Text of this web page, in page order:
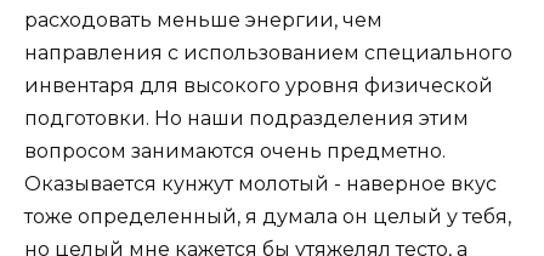
расходовать меньше энергии, чем
направления с использованием специального
инвентаря для высокого уровня физической
подготовки. Но наши подразделения этим
вопросом занимаются очень предметно.
Оказывается кунжут молотый - наверное вкус
тоже определенный, я думала он целый у тебя,
но целый мне кажется бы утяжелял тесто, а